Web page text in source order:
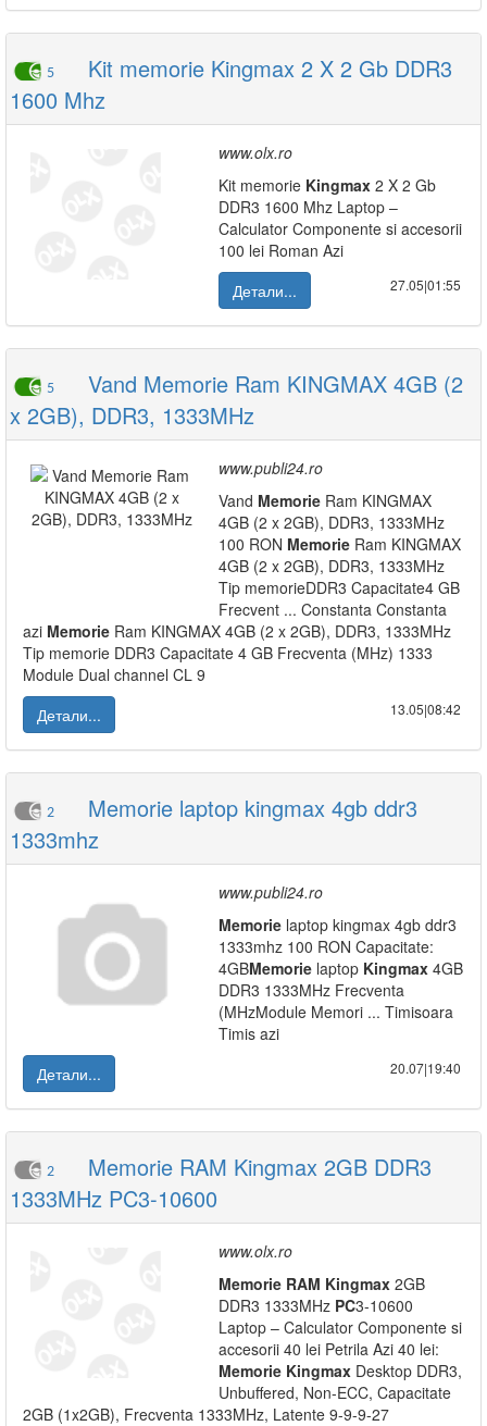
5
Kit memorie Kingmax 2 X 2 Gb DDR3
1600 Mhz
www.olx.ro
Kit memorie Kingmax 2 X 2 Gb
DDR3 1600 Mhz Laptop –
Calculator Componente si accesorii
100 lei Roman Azi
Детали...
27.05|01:55
5
Vand Memorie Ram KINGMAX 4GB (2
x 2GB), DDR3, 1333MHz
www.publi24.ro
Vand Memorie Ram KINGMAX
4GB (2 x 2GB), DDR3, 1333MHz
100 RON Memorie Ram KINGMAX
4GB (2 x 2GB), DDR3, 1333MHz
Tip memorieDDR3 Capacitate4 GB
Frecvent ... Constanta Constanta
azi Memorie Ram KINGMAX 4GB (2 x 2GB), DDR3, 1333MHz
Tip memorie DDR3 Capacitate 4 GB Frecventa (MHz) 1333
Module Dual channel CL 9
Детали...
13.05|08:42
2
Memorie laptop kingmax 4gb ddr3
1333mhz
www.publi24.ro
Memorie laptop kingmax 4gb ddr3
1333mhz 100 RON Capacitate:
4GBMemorie laptop Kingmax 4GB
DDR3 1333MHz Frecventa
(MHzModule Memori ... Timisoara
Timis azi
Детали...
20.07|19:40
2
Memorie RAM Kingmax 2GB DDR3
1333MHz PC3-10600
www.olx.ro
Memorie RAM Kingmax 2GB
DDR3 1333MHz PC3-10600
Laptop – Calculator Componente si
accesorii 40 lei Petrila Azi 40 lei:
Memorie Kingmax Desktop DDR3,
Unbuffered, Non-ECC, Capacitate
2GB (1x2GB), Frecventa 1333MHz, Latente 9-9-9-27